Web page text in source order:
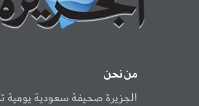
من نحن
الجزيرة صحيفة سعودية يومية